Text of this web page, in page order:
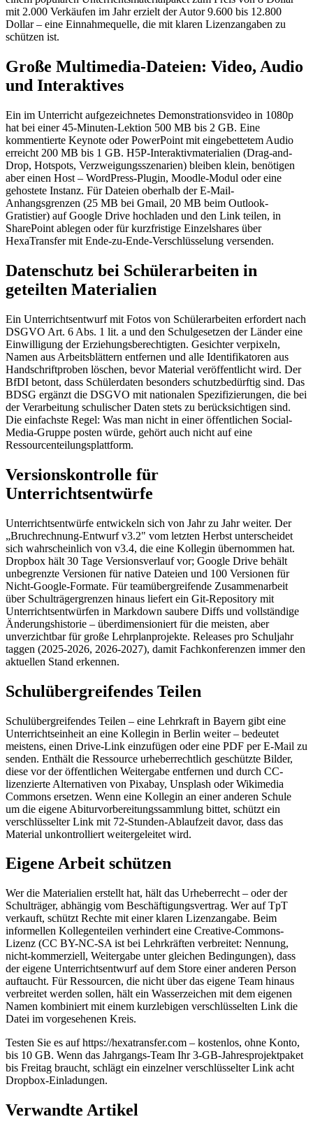
mit 2.000 Verkäufen im Jahr erzielt der Autor 9.600 bis 12.800
Dollar – eine Einnahmequelle, die mit klaren Lizenzangaben zu
schützen ist.
Große Multimedia-Dateien: Video, Audio
und Interaktives
Ein im Unterricht aufgezeichnetes Demonstrationsvideo in 1080p
hat bei einer 45-Minuten-Lektion 500 MB bis 2 GB. Eine
kommentierte Keynote oder PowerPoint mit eingebettetem Audio
erreicht 200 MB bis 1 GB. H5P-Interaktivmaterialien (Drag-and-
Drop, Hotspots, Verzweigungsszenarien) bleiben klein, benötigen
aber einen Host – WordPress-Plugin, Moodle-Modul oder eine
gehostete Instanz. Für Dateien oberhalb der E-Mail-
Anhangsgrenzen (25 MB bei Gmail, 20 MB beim Outlook-
Gratistier) auf Google Drive hochladen und den Link teilen, in
SharePoint ablegen oder für kurzfristige Einzelshares über
HexaTransfer mit Ende-zu-Ende-Verschlüsselung versenden.
Datenschutz bei Schülerarbeiten in
geteilten Materialien
Ein Unterrichtsentwurf mit Fotos von Schülerarbeiten erfordert nach
DSGVO Art. 6 Abs. 1 lit. a und den Schulgesetzen der Länder eine
Einwilligung der Erziehungsberechtigten. Gesichter verpixeln,
Namen aus Arbeitsblättern entfernen und alle Identifikatoren aus
Handschriftproben löschen, bevor Material veröffentlicht wird. Der
BfDI betont, dass Schülerdaten besonders schutzbedürftig sind. Das
BDSG ergänzt die DSGVO mit nationalen Spezifizierungen, die bei
der Verarbeitung schulischer Daten stets zu berücksichtigen sind.
Die einfachste Regel: Was man nicht in einer öffentlichen Social-
Media-Gruppe posten würde, gehört auch nicht auf eine
Ressourcenteilungsplattform.
Versionskontrolle für
Unterrichtsentwürfe
Unterrichtsentwürfe entwickeln sich von Jahr zu Jahr weiter. Der
„Bruchrechnung-Entwurf v3.2" vom letzten Herbst unterscheidet
sich wahrscheinlich von v3.4, die eine Kollegin übernommen hat.
Dropbox hält 30 Tage Versionsverlauf vor; Google Drive behält
unbegrenzte Versionen für native Dateien und 100 Versionen für
Nicht-Google-Formate. Für teamübergreifende Zusammenarbeit
über Schulträgergrenzen hinaus liefert ein Git-Repository mit
Unterrichtsentwürfen in Markdown saubere Diffs und vollständige
Änderungshistorie – überdimensioniert für die meisten, aber
unverzichtbar für große Lehrplanprojekte. Releases pro Schuljahr
taggen (2025-2026, 2026-2027), damit Fachkonferenzen immer den
aktuellen Stand erkennen.
Schulübergreifendes Teilen
Schulübergreifendes Teilen – eine Lehrkraft in Bayern gibt eine
Unterrichtseinheit an eine Kollegin in Berlin weiter – bedeutet
meistens, einen Drive-Link einzufügen oder eine PDF per E-Mail zu
senden. Enthält die Ressource urheberrechtlich geschützte Bilder,
diese vor der öffentlichen Weitergabe entfernen und durch CC-
lizenzierte Alternativen von Pixabay, Unsplash oder Wikimedia
Commons ersetzen. Wenn eine Kollegin an einer anderen Schule
um die eigene Abiturvorbereitungssammlung bittet, schützt ein
verschlüsselter Link mit 72-Stunden-Ablaufzeit davor, dass das
Material unkontrolliert weitergeleitet wird.
Eigene Arbeit schützen
Wer die Materialien erstellt hat, hält das Urheberrecht – oder der
Schulträger, abhängig vom Beschäftigungsvertrag. Wer auf TpT
verkauft, schützt Rechte mit einer klaren Lizenzangabe. Beim
informellen Kollegenteilen verhindert eine Creative-Commons-
Lizenz (CC BY-NC-SA ist bei Lehrkräften verbreitet: Nennung,
nicht-kommerziell, Weitergabe unter gleichen Bedingungen), dass
der eigene Unterrichtsentwurf auf dem Store einer anderen Person
auftaucht. Für Ressourcen, die nicht über das eigene Team hinaus
verbreitet werden sollen, hält ein Wasserzeichen mit dem eigenen
Namen kombiniert mit einem kurzlebigen verschlüsselten Link die
Datei im vorgesehenen Kreis.
Testen Sie es auf https://hexatransfer.com – kostenlos, ohne Konto,
bis 10 GB. Wenn das Jahrgangs-Team Ihr 3-GB-Jahresprojektpaket
bis Freitag braucht, schlägt ein einzelner verschlüsselter Link acht
Dropbox-Einladungen.
Verwandte Artikel